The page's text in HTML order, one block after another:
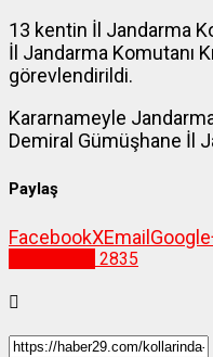
13 kentin İl Jandarma
İl Jandarma Komutanı
görevlendirildi.
Kararnameyle
Demiral Gümüşhane İl
Paylaş
FacebookXEmail
2835